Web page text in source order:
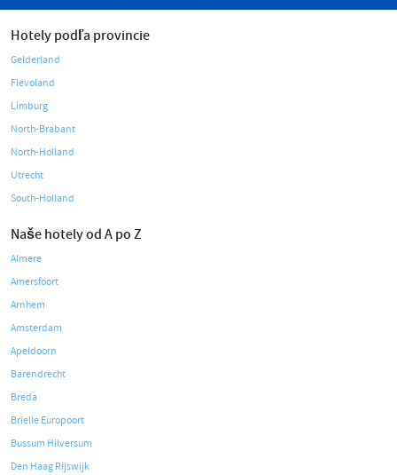
Hotely podľa provincie
Gelderland
Flevoland
Limburg
North-Brabant
North-Holland
Utrecht
South-Holland
Naše hotely od A po Z
Almere
Amersfoort
Arnhem
Amsterdam
Apeldoorn
Barendrecht
Breda
Brielle Europoort
Bussum Hilversum
Den Haag Rijswijk